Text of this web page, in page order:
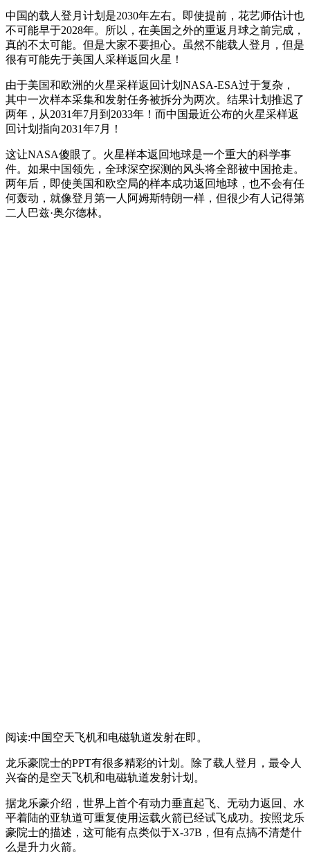
中国的载人登月计划是2030年左右。即使提前，花艺师估计也
不可能早于2028年。所以，在美国之外的重返月球之前完成，
真的不太可能。但是大家不要担心。虽然不能载人登月，但是
很有可能先于美国人采样返回火星！
由于美国和欧洲的火星采样返回计划NASA-ESA过于复杂，
其中一次样本采集和发射任务被拆分为两次。结果计划推迟了
两年，从2031年7月到2033年！而中国最近公布的火星采样返
回计划指向2031年7月！
这让NASA傻眼了。火星样本返回地球是一个重大的科学事
件。如果中国领先，全球深空探测的风头将全部被中国抢走。
两年后，即使美国和欧空局的样本成功返回地球，也不会有任
何轰动，就像登月第一人阿姆斯特朗一样，但很少有人记得第
二人巴兹·奥尔德林。
阅读:中国空天飞机和电磁轨道发射在即。
龙乐豪院士的PPT有很多精彩的计划。除了载人登月，最令人
兴奋的是空天飞机和电磁轨道发射计划。
据龙乐豪介绍，世界上首个有动力垂直起飞、无动力返回、水
平着陆的亚轨道可重复使用运载火箭已经试飞成功。按照龙乐
豪院士的描述，这可能有点类似于X-37B，但有点搞不清楚什
么是升力火箭。